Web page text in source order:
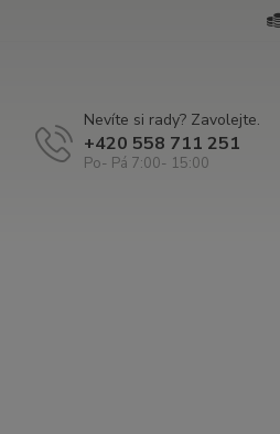
Nevíte si rady? Zavolejte.
+420 558 711 251
Po- Pá 7:00- 15:00